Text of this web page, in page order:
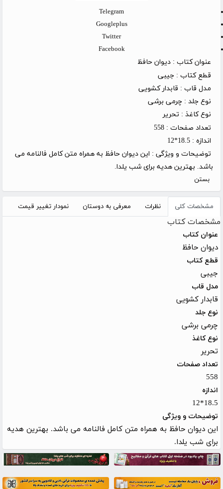
Telegram
Googleplus
Twitter
Facebook
عنوان کتاب : دیوان حافظ
قطع کتاب : جیبی
مدل قاب : قابدار کشویی
نوع جلد : چرمی برشی
نوع کاغذ : تحریر
تعداد صفحات : 558
اندازه : 18.5*12
توضیحات و ویژگی : این دیوان حافظ به همراه متن کامل فالنامه می
باشد. بهترین هدیه برای شب یلدا.
بستن
مشخصات کلی نظرات معرفی به دوستان نمودار تغییر قیمت
مشخصات کتاب
عنوان کتاب
دیوان حافظ
قطع کتاب
جیبی
مدل قاب
قابدار کشویی
نوع جلد
چرمی برشی
نوع کاغذ
تحریر
تعداد صفحات
558
اندازه
18.5*12
توضیحات و ویژگی
این دیوان حافظ به همراه متن کامل فالنامه می باشد. بهترین هدیه
برای شب یلدا.